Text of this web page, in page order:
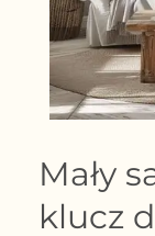
Mały
klucz